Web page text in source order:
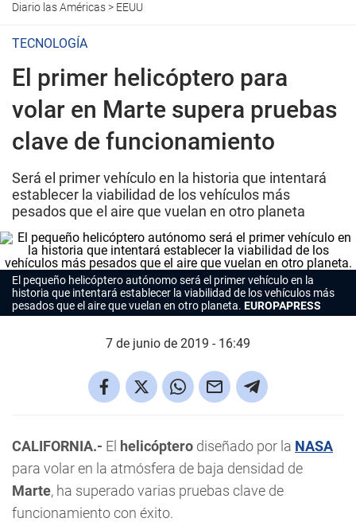
Diario las Américas> EEUU
TECNOLOGÍA
El primer helicóptero para
volar en Marte supera pruebas
clave de funcionamiento
Será el primer vehículo en la historia que intentará
establecer la viabilidad de los vehículos más
pesados que el aire que vuelan en otro planeta
El pequeño helicóptero autónomo será el primer vehículo en la
historia que intentará establecer la viabilidad de los vehículos más
pesados que el aire que vuelan en otro planeta. EUROPAPRESS
7 de junio de 2019 - 16:49
CALIFORNIA.- El helicóptero diseñado por la NASA
para volar en la atmósfera de baja densidad de
Marte, ha superado varias pruebas clave de
funcionamiento con éxito.